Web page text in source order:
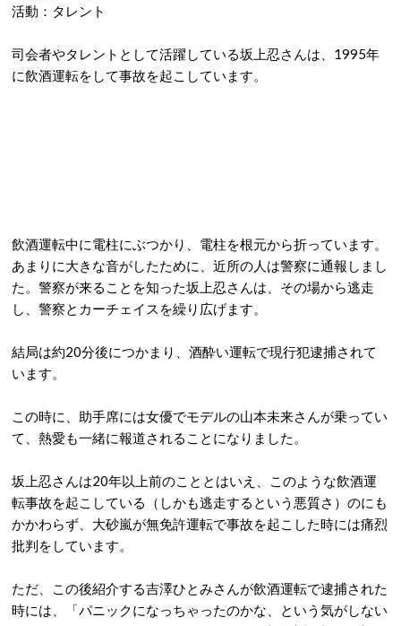
活動：タレント
司会者やタレントとして活躍している坂上忍さんは、1995年
に飲酒運転をして事故を起こしています。
飲酒運転中に電柱にぶつかり、電柱を根元から折っています。
あまりに大きな音がしたために、近所の人は警察に通報しまし
た。警察が来ることを知った坂上忍さんは、その場から逃走
し、警察とカーチェイスを繰り広げます。
結局は約20分後につかまり、酒酔い運転で現行犯逮捕されて
います。
この時に、助手席には女優でモデルの山本未来さんが乗ってい
て、熱愛も一緒に報道されることになりました。
坂上忍さんは20年以上前のこととはいえ、このような飲酒運
転事故を起こしている（しかも逃走するという悪質さ）のにも
かかわらず、大砂嵐が無免許運転で事故を起こした時には痛烈
批判をしています。
ただ、この後紹介する吉澤ひとみさんが飲酒運転で逮捕された
時には、「パニックになっちゃったのかな、という気がしない